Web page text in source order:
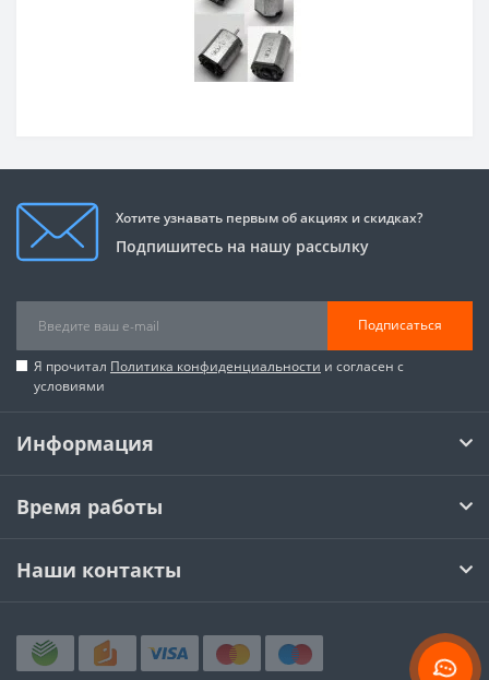
Хотите узнавать первым об акциях и скидках?
Подпишитесь на нашу рассылку
Подписаться
Я прочитал Политика конфиденциальности и согласен с
условиями
Информация
Время работы
Наши контакты